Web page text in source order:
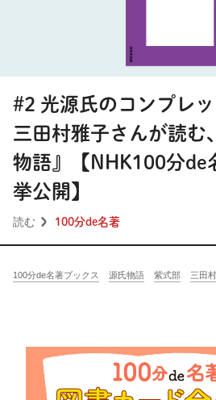
その他
楽しむ 趣味 俳句
暮らす
NHK
作品
#2 光源氏のコンプレ
三田村雅子さんが読む
物語』【NHK100分de
挙公開】
読む 100分de名著
100分de名著ブックス 源氏物語 紫式部 三田